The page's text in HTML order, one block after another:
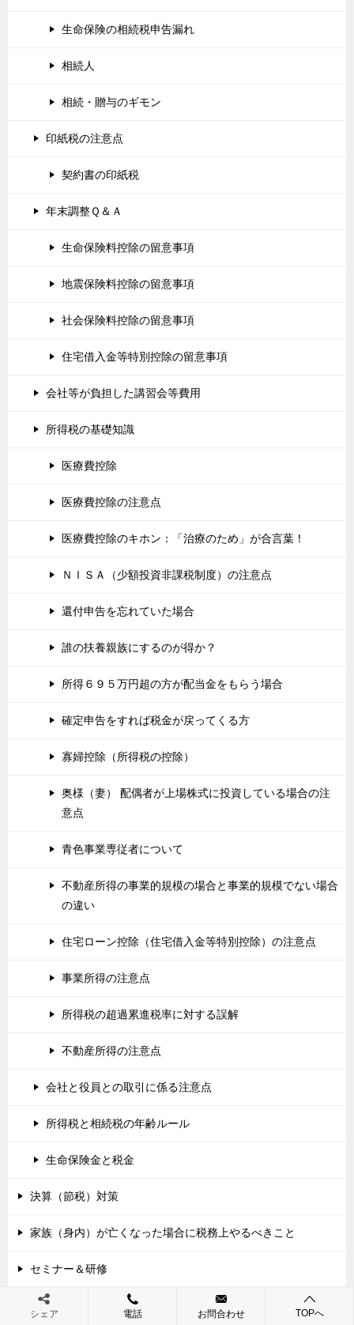
生命保険の相続税申告漏れ
相続人
相続・贈与のギモン
印紙税の注意点
契約書の印紙税
年末調整Ｑ＆Ａ
生命保険料控除の留意事項
地震保険料控除の留意事項
社会保険料控除の留意事項
住宅借入金等特別控除の留意事項
会社等が負担した講習会等費用
所得税の基礎知識
医療費控除
医療費控除の注意点
医療費控除のキホン：「治療のため」が合言葉！
ＮＩＳＡ（少額投資非課税制度）の注意点
還付申告を忘れていた場合
誰の扶養親族にするのが得か？
所得６９５万円超の方が配当金をもらう場合
確定申告をすれば税金が戻ってくる方
寡婦控除（所得税の控除）
奥様（妻） 配偶者が上場株式に投資している場合の注
意点
青色事業専従者について
不動産所得の事業的規模の場合と事業的規模でない場合
の違い
住宅ローン控除（住宅借入金等特別控除）の注意点
事業所得の注意点
所得税の超過累進税率に対する誤解
不動産所得の注意点
会社と役員との取引に係る注意点
所得税と相続税の年齢ルール
生命保険金と税金
決算（節税）対策
家族（身内）が亡くなった場合に税務上やるべきこと
セミナー＆研修
「ふるさと納税」について
シェア 電話 お問合わせ TOPへ